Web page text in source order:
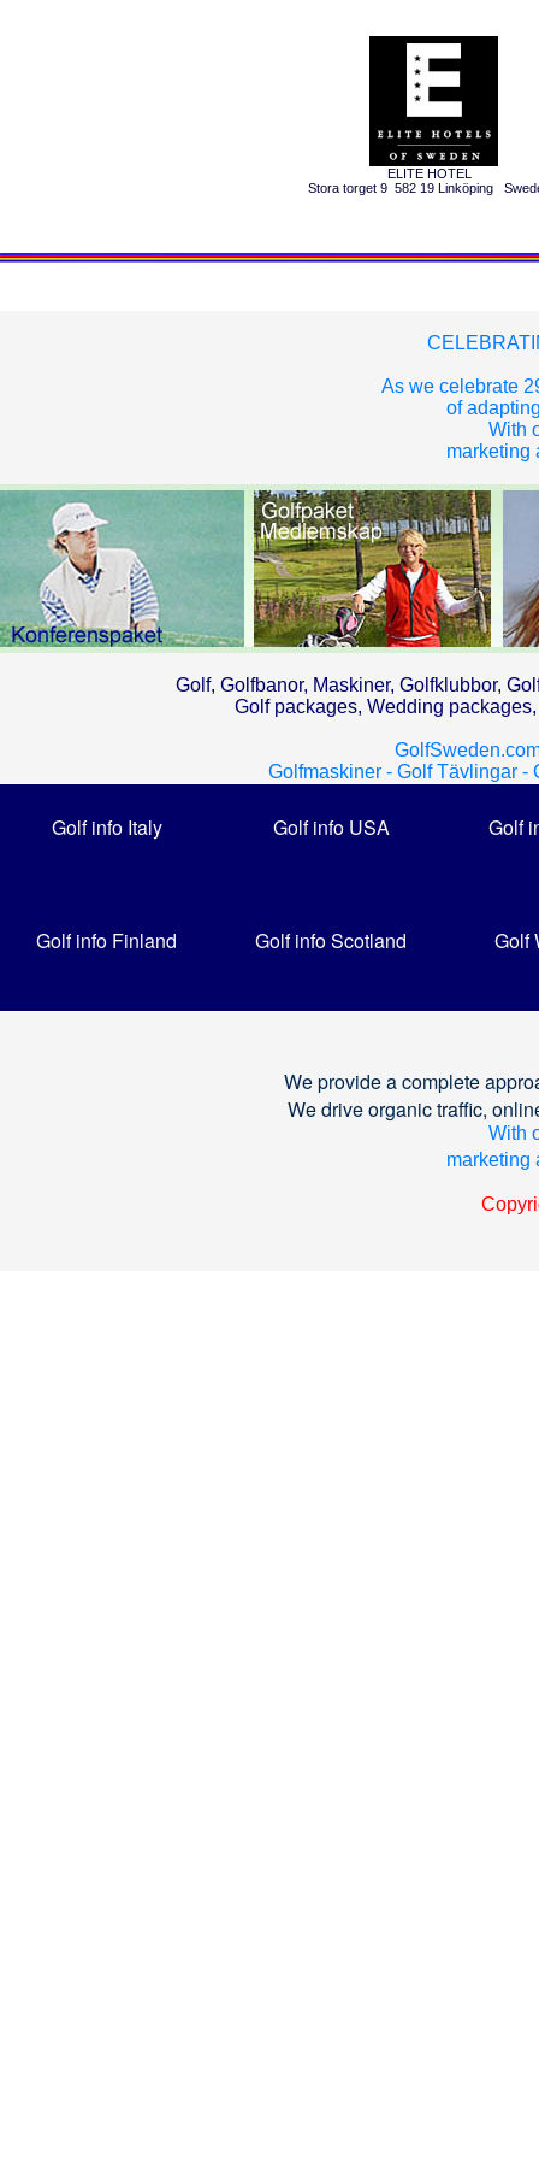
ELITE HOTEL
Stora torget 9 582 19 Linköping
As we celebrate
of
With
marketing
Golf, Golfbanor, Maskiner, Golfklubbor,
Golf packages, Wedding
Golfmaskiner - Golf Tävlingar -
Golf info Italy Golf info USA Golf
Golf info Finland Golf info Scotland Golf
We provide a complete
We drive organic traffic,
With
marketing